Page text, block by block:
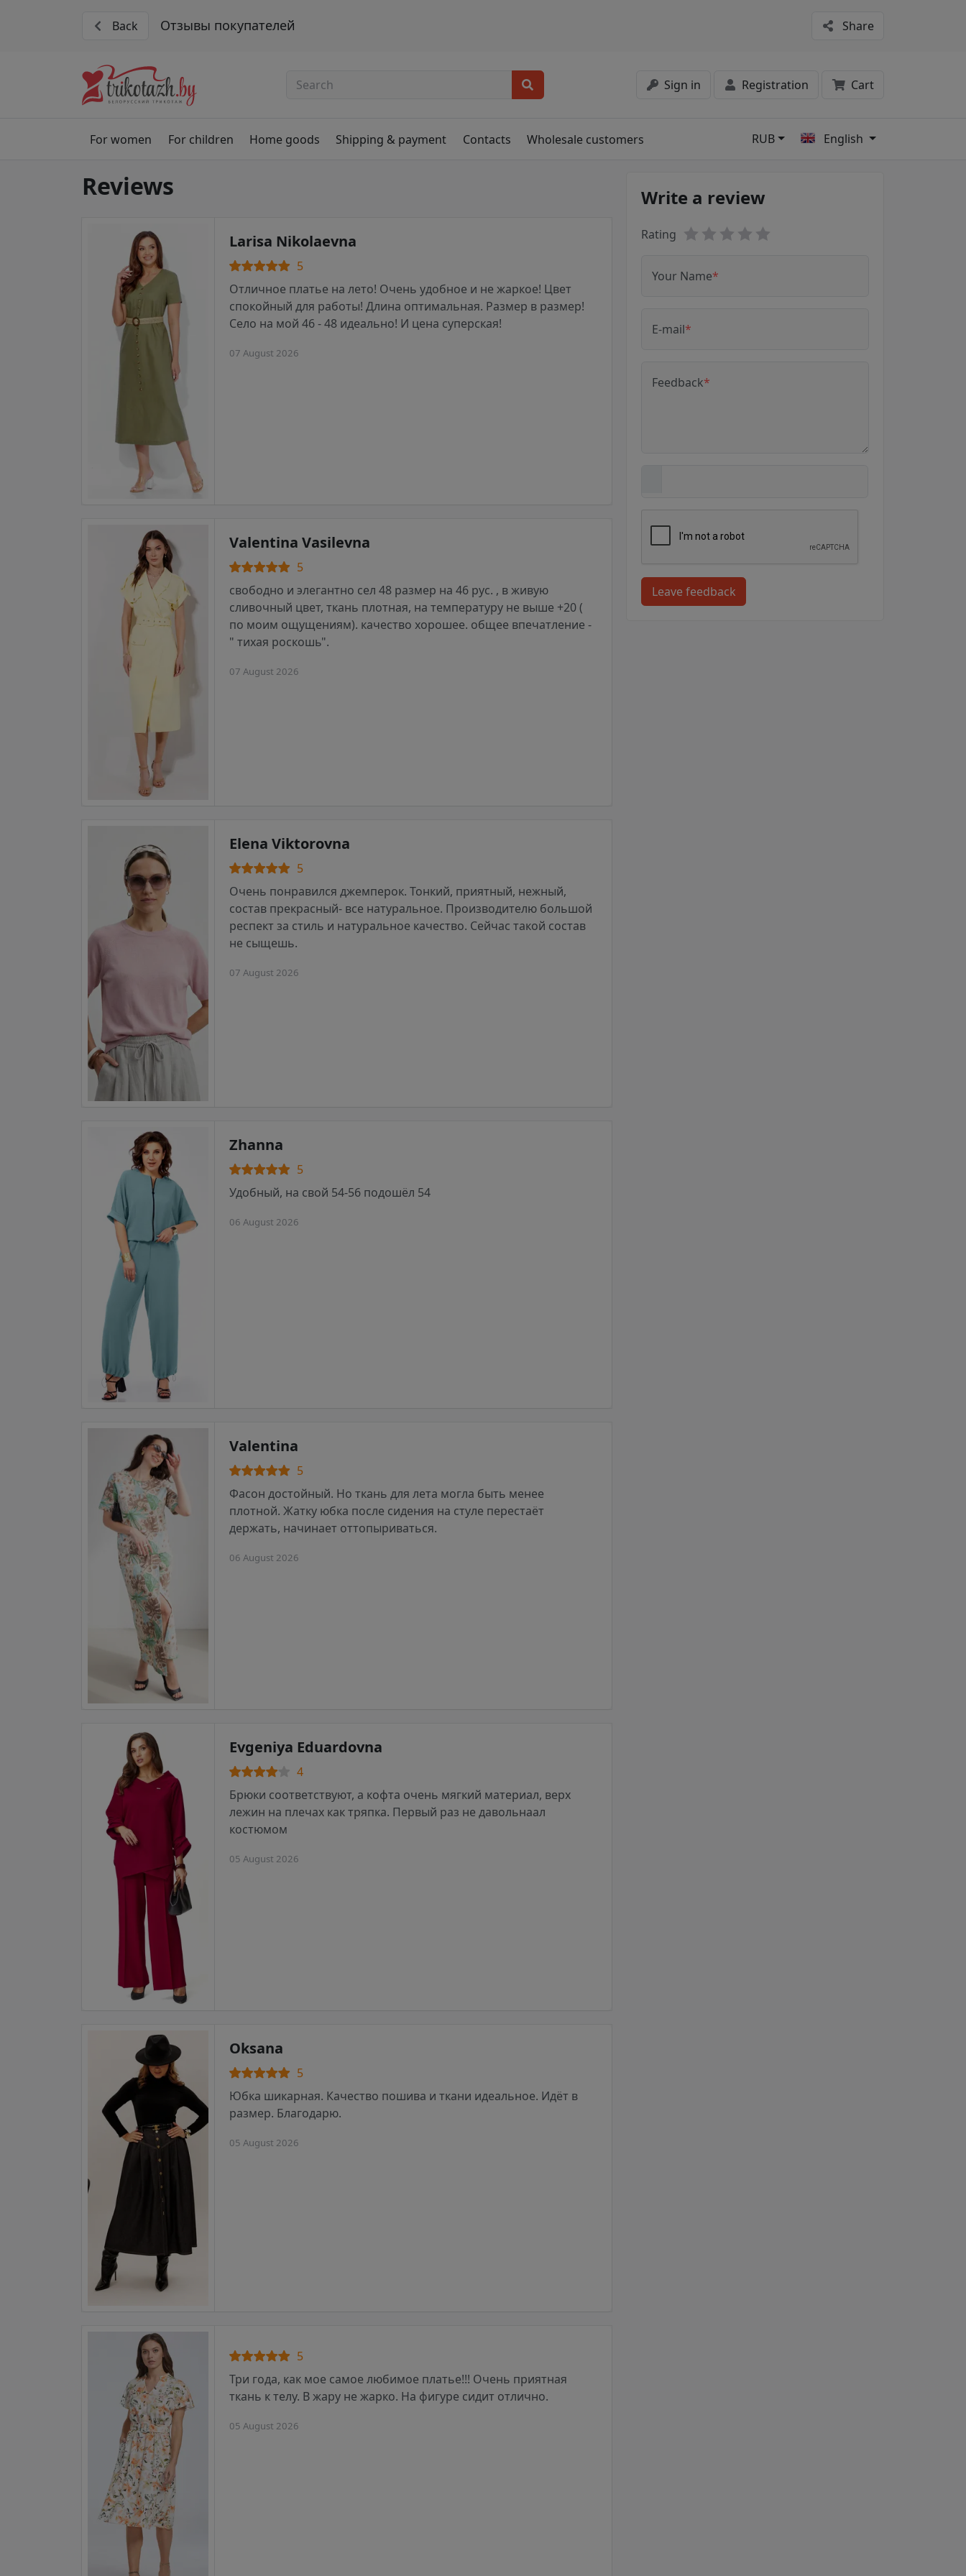
Back Отзывы покупателей Share
Sign in Registration Cart
For women For children Home goods Shipping & payment Contacts Wholesale customers RUB English
Reviews
Larisa Nikolaevna
5
Отличное платье на лето! Очень удобное и не жаркое! Цвет
спокойный для работы! Длина оптимальная. Размер в размер!
Село на мой 46 - 48 идеально! И цена суперская!
07 August 2026
Valentina Vasilevna
5
свободно и элегантно сел 48 размер на 46 рус. , в живую
сливочный цвет, ткань плотная, на температуру не выше +20 (
по моим ощущениям). качество хорошее. общее впечатление -
" тихая роскошь".
07 August 2026
Elena Viktorovna
5
Очень понравился джемперок. Тонкий, приятный, нежный,
состав прекрасный- все натуральное. Производителю большой
респект за стиль и натуральное качество. Сейчас такой состав
не сыщешь.
07 August 2026
Zhanna
5
Удобный, на свой 54-56 подошёл 54
06 August 2026
Valentina
5
Фасон достойный. Но ткань для лета могла быть менее
плотной. Жатку юбка после сидения на стуле перестаёт
держать, начинает оттопыриваться.
06 August 2026
Evgeniya Eduardovna
4
Брюки соответствуют, а кофта очень мягкий материал, верх
лежин на плечах как тряпка. Первый раз не давольнаал
костюмом
05 August 2026
Oksana
5
Юбка шикарная. Качество пошива и ткани идеальное. Идёт в
размер. Благодарю.
05 August 2026
5
Три года, как мое самое любимое платье!!! Очень приятная
ткань к телу. В жару не жарко. На фигуре сидит отлично.
05 August 2026
Write a review
Rating
Your Name*
E-mail*
Feedback*